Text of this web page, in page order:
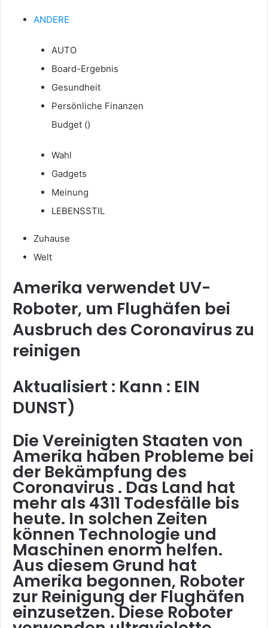
ANDERE
AUTO
Board-Ergebnis
Gesundheit
Persönliche Finanzen
Budget ()
Wahl
Gadgets
Meinung
LEBENSSTIL
Zuhause
Welt
Amerika verwendet UV-
Roboter, um Flughäfen bei
Ausbruch des Coronavirus zu
reinigen
Aktualisiert : Kann : EIN
DUNST)
Die Vereinigten Staaten von
Amerika haben Probleme bei
der Bekämpfung des
Coronavirus . Das Land hat
mehr als 4311 Todesfälle bis
heute. In solchen Zeiten
können Technologie und
Maschinen enorm helfen.
Aus diesem Grund hat
Amerika begonnen, Roboter
zur Reinigung der Flughäfen
einzusetzen. Diese Roboter